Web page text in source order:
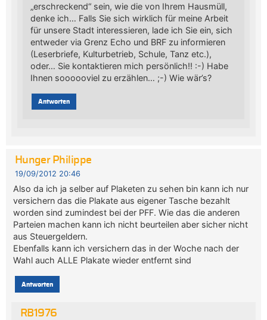
„erschreckend“ sein, wie die von Ihrem Hausmüll,
denke ich… Falls Sie sich wirklich für meine Arbeit
für unsere Stadt interessieren, lade ich Sie ein, sich
entweder via Grenz Echo und BRF zu informieren
(Leserbriefe, Kulturbetrieb, Schule, Tanz etc.),
oder… Sie kontaktieren mich persönlich!! :-) Habe
Ihnen soooooviel zu erzählen… ;-) Wie wär’s?
Antworten
Hunger Philippe
19/09/2012 20:46
Also da ich ja selber auf Plaketen zu sehen bin kann ich nur
versichern das die Plakate aus eigener Tasche bezahlt
worden sind zumindest bei der PFF. Wie das die anderen
Parteien machen kann ich nicht beurteilen aber sicher nicht
aus Steuergeldern.
Ebenfalls kann ich versichern das in der Woche nach der
Wahl auch ALLE Plakate wieder entfernt sind
Antworten
RB1976